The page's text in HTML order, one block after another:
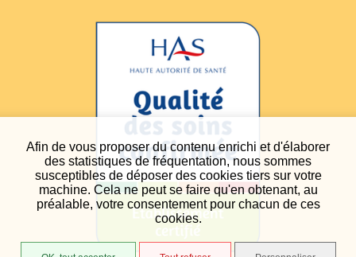
Afin de vous proposer du contenu enrichi et d'élaborer
des statistiques de fréquentation, nous sommes
susceptibles de déposer des cookies tiers sur votre
machine. Cela ne peut se faire qu'en obtenant, au
préalable, votre consentement pour chacun de ces
cookies.